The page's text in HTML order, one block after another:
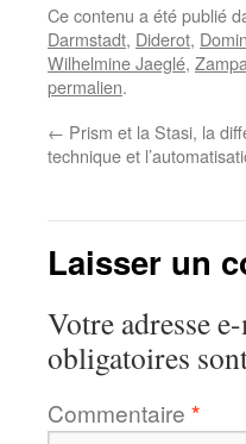
Ce contenu a été publié
Darmstadt, Diderot,
Wilhelmine Jaeglé,
permalien.
← Prism et la Stasi, la
technique et
Laisser un
Votre adresse
obligatoires
Commentaire *